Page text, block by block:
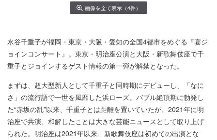
画像を全て表示（4件）
水谷千重子が福岡・東京・大阪・愛知の全国4都市をめぐる『宴ジ
ョインコンサート』。東京・明治座公演と大阪・新歌舞伎座で千
重子とジョインするゲスト情報の第一弾が解禁となった。
まずは、超大型新人として千重子と同時期にデビューし、「なに
さ」の流行語で一世を風靡した浜ローズ。バブル絶頂期に勃発し
た“赤坂の乱”以来、千重子とは距離を置いていたが、2021年に明
治座で共演、和解したことは大きな芸能ニュースとして取り上げ
られた。明治座は2021年以来、新歌舞伎座は初めての出演とな